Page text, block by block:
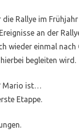
Rallye im
an der
wieder einmal nach
begleiten wird.
Mario ist…
Etappe.